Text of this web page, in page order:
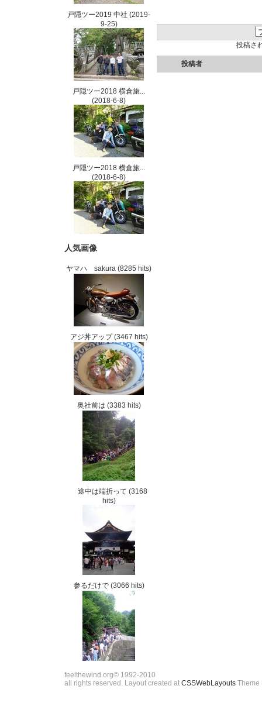
戸隠ツー2019 中社 (2019-
9-25)
戸隠ツー2018 横倉旅...
(2018-6-8)
戸隠ツー2018 横倉旅...
(2018-6-8)
人気画像
ヤマハ sakura (8285 hits)
アジ丼アップ(3467 hits)
奥社前は (3383 hits)
途中は端折って (3168
hits)
参るだけで(3066 hits)
投稿さ
投稿者
feelthewind.org© 1992-2010
all rights reserved. Layout created at CSSWebLayouts